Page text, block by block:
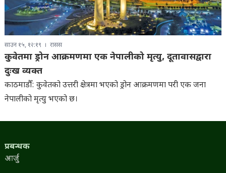
साउन १५, १२:१९ रासस
कुवेतमा ड्रोन आक्रमणमा एक नेपालीको मृत्यु, दूतावासद्वारा
दुःख व्यक्त
काठमाडौँ: कुवेतको उत्तरी क्षेत्रमा भएको ड्रोन आक्रमणमा परी एक जना
नेपालीको मृत्यु भएको छ।
प्रबन्धक
आर्जु